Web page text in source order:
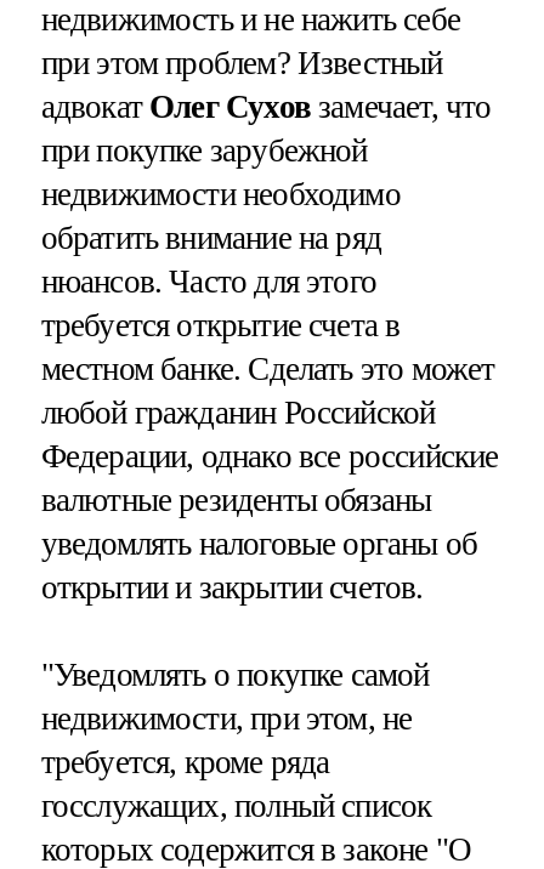
недвижимость и не нажить себе
при этом проблем? Известный
адвокат Олег Суховзамечает, что
при покупке зарубежной
недвижимости необходимо
обратить внимание на ряд
нюансов. Часто для этого
требуется открытие счета в
местном банке. Сделать это может
любой гражданин Российской
Федерации, однако все российские
валютные резиденты обязаны
уведомлять налоговые органы об
открытии и закрытии счетов.
"Уведомлять о покупке самой
недвижимости, при этом, не
требуется, кроме ряда
госслужащих, полный список
которых содержится в законе "О